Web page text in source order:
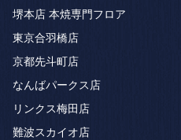
堺本店 本焼専門フロア
東京合羽橋店
京都先斗町店
なんばパークス店
リンクス梅田店
難波スカイオ店